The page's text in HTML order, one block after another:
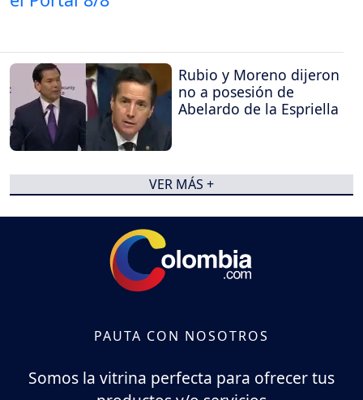
Rubio y Moreno dijeron
no a posesión de
Abelardo de la Espriella
VER MÁS +
PAUTA CON NOSOTROS
Somos la vitrina perfecta para ofrecer tus